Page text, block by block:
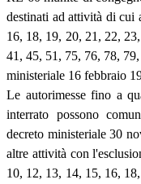
destinati ad attività di
16, 18, 19, 20, 21, 22,
41, 45, 51, 75, 76, 78,
ministeriale 16 febbraio
Le autorimesse fino a
interrato possono
decreto ministeriale 30
altre attività con
10, 12, 13, 14, 15, 16,